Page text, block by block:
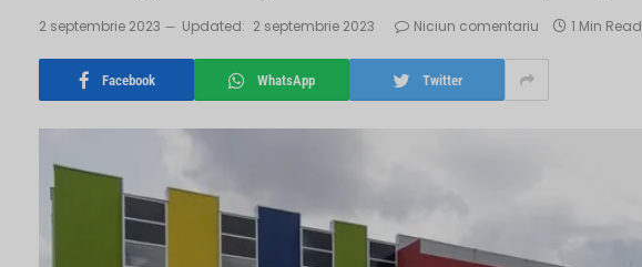
2 septembrie 2023 Updated: 2 septembrie 2023 Niciun comentariu 1 Min Read
Facebook WhatsApp Twitter